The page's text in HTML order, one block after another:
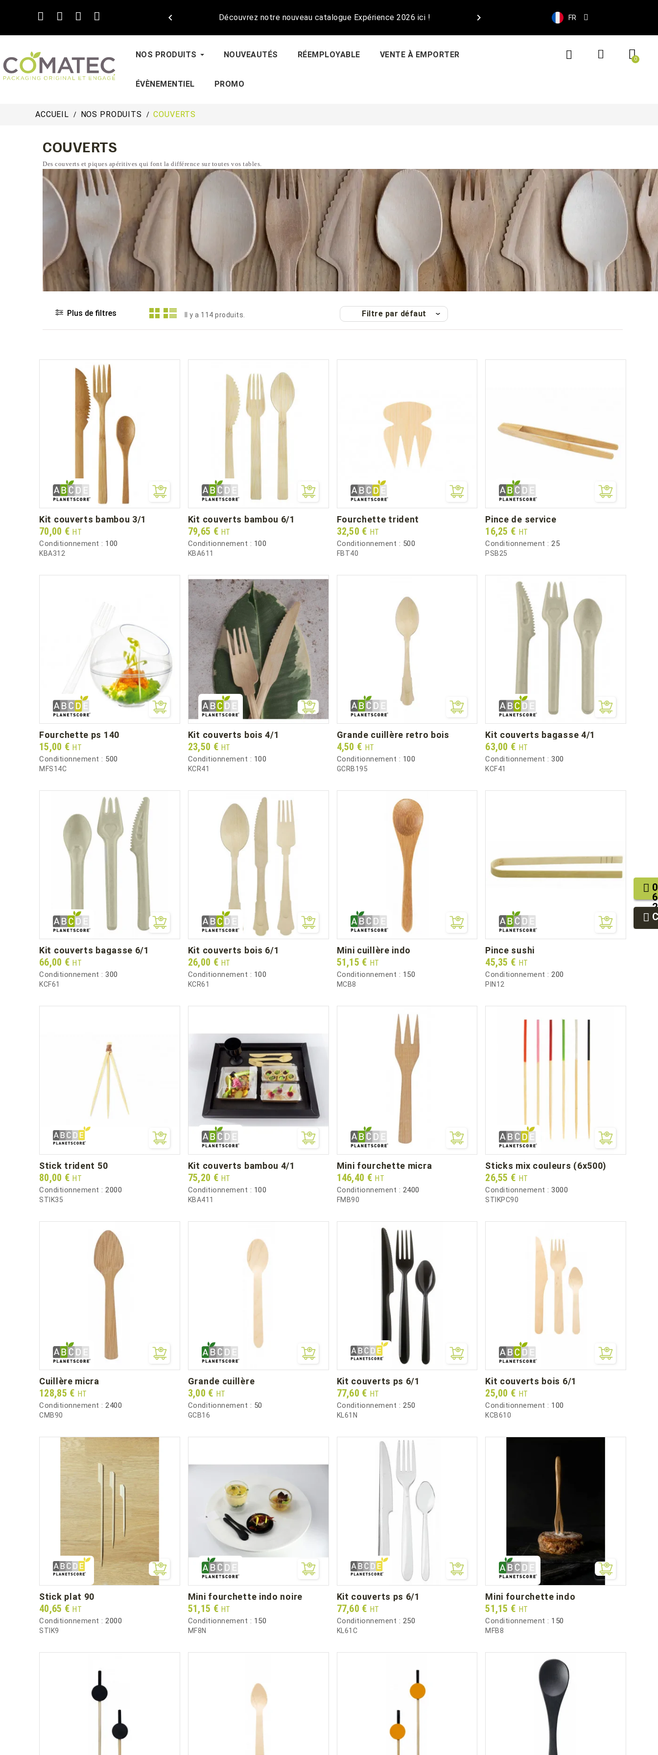
Découvrez notre nouveau catalogue Expérience 2026 ici !
  FR
NOS PRODUITS NOUVEAUTÉS RÉEMPLOYABLE VENTE À EMPORTER
ÉVÈNEMENTIEL PROMO
ACCUEIL NOS PRODUITS COUVERTS
COUVERTS
Des couverts et piques apéritives qui font la différence sur toutes vos tables.
Plus de filtres Il y a 114 produits. Filtre par défaut
kit couverts bambou 3/1
Prix
70,00 € HT
Conditionnement : 100
KBA312
kit couverts bambou 6/1
Prix
79,65 € HT
Conditionnement : 100
KBA611
fourchette trident
Prix
32,50 € HT
Conditionnement : 500
FBT40
pince de service
Prix
16,25 € HT
Conditionnement :25
PSB25
fourchette ps 140
Prix
15,00 € HT
Conditionnement : 500
MFS14C
kit couverts bois 4/1
Prix
23,50 € HT
Conditionnement : 100
KCR41
grande cuillère retro bois
Prix
4,50 € HT
Conditionnement : 100
GCRB195
kit couverts bagasse 4/1
Prix
63,00 € HT
Conditionnement :300
KCF41
kit couverts bagasse 6/1
Prix
66,00 € HT
Conditionnement : 300
KCF61
kit couverts bois 6/1
Prix
26,00 € HT
Conditionnement : 100
KCR61
mini cuillère indo
Prix
51,15 € HT
Conditionnement : 150
MCB8
pince sushi
Prix
45,35 € HT
Conditionnement :200
PIN12
stick trident 50
Prix
80,00 € HT
Conditionnement : 2000
STIK35
kit couverts bambou 4/1
Prix
75,20 € HT
Conditionnement : 100
KBA411
mini fourchette micra
Prix
146,40 € HT
Conditionnement : 2400
FMB90
sticks mix couleurs (6x500)
Prix
26,55 € HT
Conditionnement :3000
STIKPC90
cuillère micra
Prix
128,85 € HT
Conditionnement : 2400
CMB90
grande cuillère
Prix
3,00 € HT
Conditionnement : 50
GCB16
kit couverts ps 6/1
Prix
77,60 € HT
Conditionnement : 250
KL61N
kit couverts bois 6/1
Prix
25,00 € HT
Conditionnement : 100
KCB610
stick plat 90
Prix
40,65 € HT
Conditionnement : 2000
STIK9
mini fourchette indo noire
Prix
51,15 € HT
Conditionnement : 150
MF8N
kit couverts ps 6/1
Prix
77,60 € HT
Conditionnement : 250
KL61C
mini fourchette indo
Prix
51,15 € HT
Conditionnement : 150
MFB8